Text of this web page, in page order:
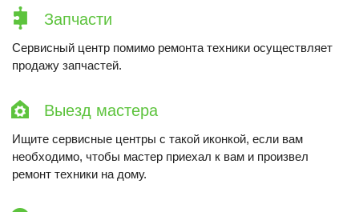
Запчасти
Сервисный центр помимо ремонта техники осуществляет
продажу запчастей.
Выезд мастера
Ищите сервисные центры с такой иконкой, если вам
необходимо, чтобы мастер приехал к вам и произвел
ремонт техники на дому.